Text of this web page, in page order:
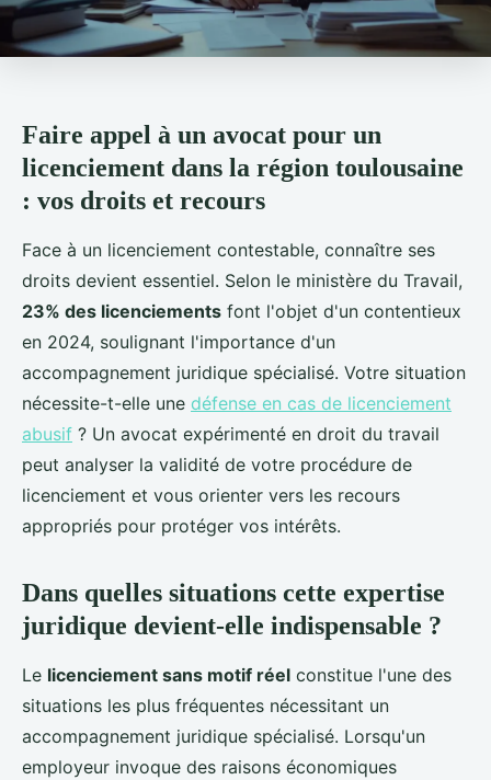
Faire appel à un avocat pour un
licenciement dans la région toulousaine
: vos droits et recours
Face à un licenciement contestable, connaître ses
droits devient essentiel. Selon le ministère du Travail,
23% des licenciements font l'objet d'un contentieux
en 2024, soulignant l'importance d'un
accompagnement juridique spécialisé. Votre situation
nécessite-t-elle une défense en cas de licenciement
abusif ? Un avocat expérimenté en droit du travail
peut analyser la validité de votre procédure de
licenciement et vous orienter vers les recours
appropriés pour protéger vos intérêts.
Dans quelles situations cette expertise
juridique devient-elle indispensable ?
Le licenciement sans motif réel constitue l'une des
situations les plus fréquentes nécessitant un
accompagnement juridique spécialisé. Lorsqu'un
employeur invoque des raisons économiques